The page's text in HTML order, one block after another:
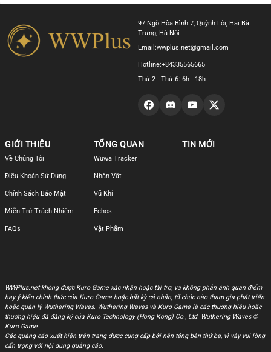
97 Ngõ Hòa Bình 7, Quỳnh Lôi, Hai Bà
Trưng, Hà Nội
Email:wwplus.net@gmail.com
Hotline:+84335565665
Thứ 2 - Thứ 6: 6h - 18h
GIỚI THIỆU
Về Chúng Tôi
Điều Khoản Sử Dụng
Chính Sách Bảo Mật
Miễn Trừ Trách Nhiệm
FAQs
TỔNG QUAN
Wuwa Tracker
Nhân Vật
Vũ Khí
Echos
Vật Phẩm
TIN MỚI
WWPlus.net không được Kuro Game xác nhận hoặc tài trợ, và không phản ánh quan điểm
hay ý kiến chính thức của Kuro Game hoặc bất kỳ cá nhân, tổ chức nào tham gia phát triển
hoặc quản lý Wuthering Waves. Wuthering Waves và Kuro Game là các thương hiệu hoặc
thương hiệu đã đăng ký của Kuro Technology (Hong Kong) Co., Ltd. Wuthering Waves ©
Kuro Game.
Các quảng cáo xuất hiện trên trang được cung cấp bởi nền tảng bên thứ ba, vì vậy vui lòng
cẩn trọng với nội dung quảng cáo.